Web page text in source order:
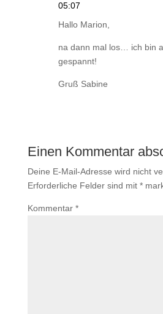
05:07
Hallo Marion,
na dann mal los… ich bin
gespannt!
Gruß Sabine
Einen Kommentar
Deine E-Mail-Adresse wird nicht
Erforderliche Felder sind mit *
Kommentar *